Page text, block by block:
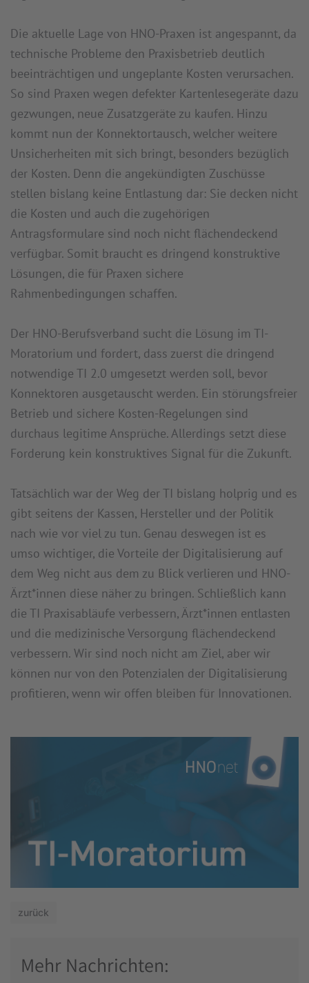
Die aktuelle Lage von HNO-Praxen ist angespannt, da
technische Probleme den Praxisbetrieb deutlich
beeinträchtigen und ungeplante Kosten verursachen.
So sind Praxen wegen defekter Kartenlesegeräte dazu
gezwungen, neue Zusatzgeräte zu kaufen. Hinzu
kommt nun der Konnektortausch, welcher weitere
Unsicherheiten mit sich bringt, besonders bezüglich
der Kosten. Denn die angekündigten Zuschüsse
stellen bislang keine Entlastung dar: Sie decken nicht
die Kosten und auch die zugehörigen
Antragsformulare sind noch nicht flächendeckend
verfügbar. Somit braucht es dringend konstruktive
Lösungen, die für Praxen sichere
Rahmenbedingungen schaffen.
Der HNO-Berufsverband sucht die Lösung im TI-
Moratorium und fordert, dass zuerst die dringend
notwendige TI 2.0 umgesetzt werden soll, bevor
Konnektoren ausgetauscht werden. Ein störungsfreier
Betrieb und sichere Kosten-Regelungen sind
durchaus legitime Ansprüche. Allerdings setzt diese
Forderung kein konstruktives Signal für die Zukunft.
Tatsächlich war der Weg der TI bislang holprig und es
gibt seitens der Kassen, Hersteller und der Politik
nach wie vor viel zu tun. Genau deswegen ist es
umso wichtiger, die Vorteile der Digitalisierung auf
dem Weg nicht aus dem zu Blick verlieren und HNO-
Ärzt*innen diese näher zu bringen. Schließlich kann
die TI Praxisabläufe verbessern, Ärzt*innen entlasten
und die medizinische Versorgung flächendeckend
verbessern. Wir sind noch nicht am Ziel, aber wir
können nur von den Potenzialen der Digitalisierung
profitieren, wenn wir offen bleiben für Innovationen.
zurück
Mehr Nachrichten: